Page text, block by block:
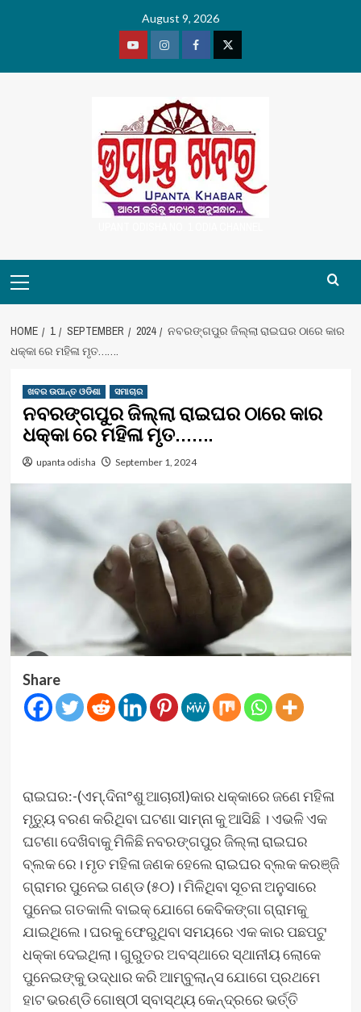
August 9, 2026
YoutubeVimeoFacebookTwitter
Menu
HOME 1 SEPTEMBER 2024
ନବରଙ୍ଗପୁର ଜିଲ୍ଲା ରାଇଘର ଠାରେ କାର
ଧକ୍କା ରେ ମହିଳା ମୃତ…….
ଖବର ଉପାନ୍ତ ଓଡିଶା ସମାଚାର
ନବରଙ୍ଗପୁର ଜିଲ୍ଲା ରାଇଘର ଠାରେ କାର
ଧକ୍କା ରେ ମହିଳା ମୃତ…….
upanta odisha September 1, 2024
Share
ରାଇଘର:-(ଏମ୍.ଦିନା°ଶୁ ଆଚାରୀ)କାର ଧକ୍କାରେ ଜଣେ ମହିଳା
ମୃତ୍ୟୁ ବରଣ କରିଥିବା ଘଟଣା ସାମ୍ନା କୁ ଆସିଛି । ଏଭଳି ଏକ
ଘଟଣା ଦେଖିବାକୁ ମିଳିଛି ନବରଙ୍ଗପୁର ଜିଲ୍ଲା ରାଇଘର
ବ୍ଲକ ରେ। ମୃତ ମହିଳା ଜଣକ ହେଲେ ରାଇଘର ବ୍ଲକ କରଞ୍ଜି
ଗ୍ରାମର ପୁନେଇ ଗଣ୍ଡ (୫୦)। ମିଳିଥିବା ସୂଚନା ଅନୁସାରେ
ପୁନେଇ ଗତକାଲି ବାଇକ୍ ଯୋଗେ କେବିକଙ୍ଗା ଗ୍ରାମକୁ
ଯାଇଥିଲେ। ଘରକୁ ଫେରୁଥିବା ସମୟରେ ଏକ କାର ପଛପଟୁ
ଧକ୍କା ଦେଇଥିଲା। ଗୁରୁତର ଅବସ୍ଥାରେ ସ୍ଥାନୀୟ ଲୋକେ
ପୁନେଇଙ୍କୁ ଉଦ୍ଧାର କରି ଆମ୍ବୁଲାନ୍ସ ଯୋଗେ ପ୍ରଥମେ
ହାଟ ଭରଣ୍ଡି ଗୋଷ୍ଠୀ ସ୍ବାସ୍ଥ୍ୟ କେନ୍ଦ୍ରରେ ଭର୍ତ୍ତି